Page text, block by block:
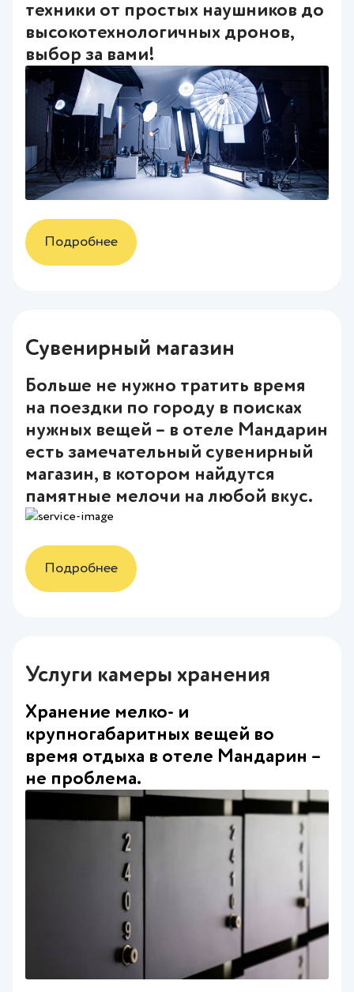
техники от простых наушников до
высокотехнологичных дронов,
выбор за вами!
Подробнее
Сувенирный магазин
Больше не нужно тратить время
на поездки по городу в поисках
нужных вещей – в отеле Мандарин
есть замечательный сувенирный
магазин, в котором найдутся
памятные мелочи на любой вкус.
Подробнее
Услуги камеры хранения
Хранение мелко- и
крупногабаритных вещей во
время отдыха в отеле Мандарин –
не проблема.